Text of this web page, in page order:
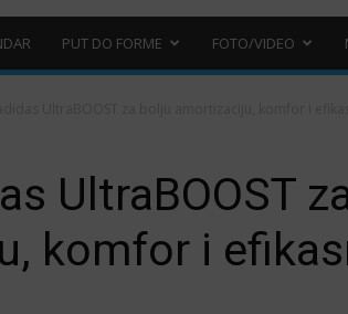
PUT DO FORME FOTO/VIDEO
UltraBOOST
komfor i